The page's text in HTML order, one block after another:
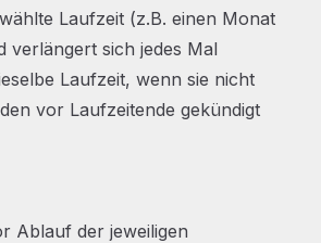
Laufzeit (z.B. einen Monat
verlängert sich jedes Mal
Laufzeit, wenn sie nicht
vor Laufzeitende gekündigt
Ablauf der jeweiligen